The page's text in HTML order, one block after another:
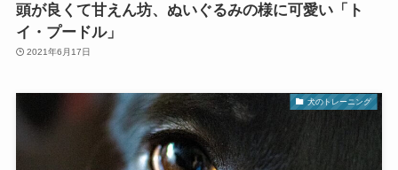
頭が良くて甘えん坊、ぬいぐるみの様に可愛い「ト
イ・プードル」
2021年6月17日
犬のトレーニング